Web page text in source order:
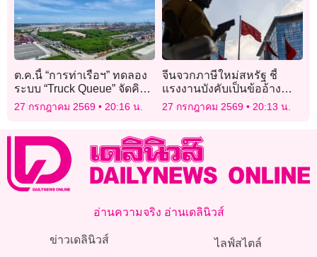
ต.ค.นี้ “การท่าเรือฯ” ทดลอง
ระบบ “Truck Queue” จัดคิว
รถบรรทุก แก้รถติด @แหลม
27 กรกฎาคม 2569 20:16 น.
จีนจวกภาษีใหม่สหรัฐ ชี้
แรงงานบังคับเป็นข้ออ้าง
กีดกันการค้า
27 กรกฎาคม 2569 20:13 น.
อ่านความจริง อ่านเดลินิวส์
ข่าวเดลินิวส์
ไลฟ์สไตล์